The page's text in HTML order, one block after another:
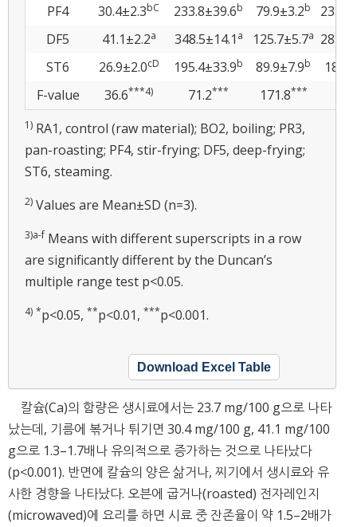
PF4
30.4±2.3bC 233.8±39.6b 79.9±3.2b
DF5
41.1±2.2a 348.5±14.1 a 125.7±5.7a
ST6
26.9±2.0cD 195.4±33.9b 89.9±7.9b
F-value
36.6***4) 71.2*** 171.8***
1) RA1, control (raw material); BO2, boiling; PR3,
pan-roasting; PF4, stir-frying; DF5, deep-frying;
ST6, steaming.
2) Values are Mean±SD (n=3).
3)a-f Means with different superscripts in a row
are significantly different by the Duncan’s
multiple range test p<0.05.
4) *p<0.05, **p<0.01, ***p<0.001.
Download Excel Table
칼슘(Ca)의 함량은 생시료에서는 23.7 mg/100 g으로 나타
났는데, 기름에 볶거나 튀기면 30.4 mg/100 g, 41.1 mg/100
g으로 1.3–1.7배나 유의적으로 증가하는 것으로 나타났다
(p<0.001). 반면에 칼슘의 양은 삶거나, 찌기에서 생시료와 유
사한 경향을 나타났다. 오븐에 굽거나(roasted) 전자레인지
(microwaved)에 요리를 하면 시료 중 잔존율이 약 1.5–2배가